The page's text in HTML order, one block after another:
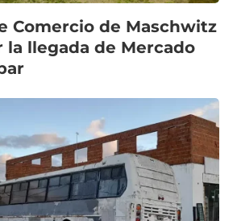
Comercio de Maschwitz
la llegada de Mercado